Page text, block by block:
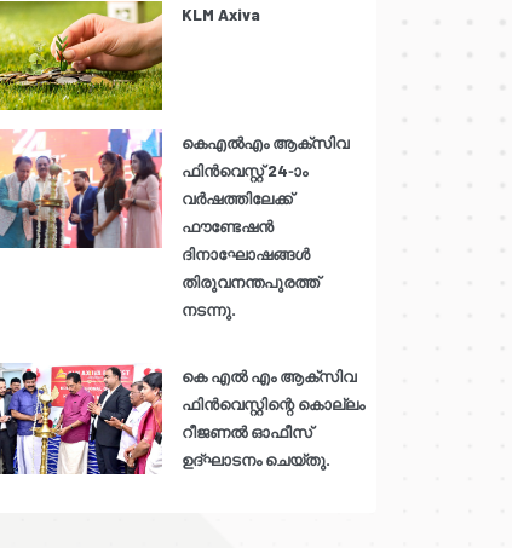
KLM Axiva
കെഎൽഎം ആക്സിവ
ഫിൻവെസ്റ്റ് 24-ാം
വർഷത്തിലേക്ക്
ഫൗണ്ടേഷൻ
ദിനാഘോഷങ്ങൾ
തിരുവനന്തപുരത്ത്
നടന്നു.
കെ എൽ എം ആക്സിവ
ഫിൻവെസ്റ്റിന്റെ കൊല്ലം
റീജണൽ ഓഫീസ്
ഉദ്ഘാടനം ചെയ്തു.